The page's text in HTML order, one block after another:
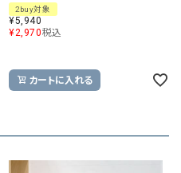
2buy対象
¥5,940
¥2,970税込
カートに入れる